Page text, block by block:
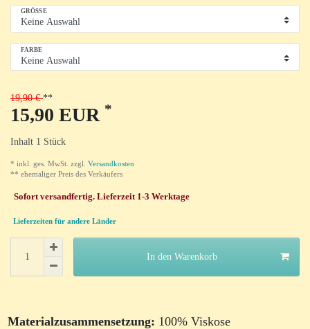
GRÖSSE
FARBE
19,90 €
15,90 EUR *
Inhalt 1 Stück
* inkl. ges. MwSt. zzgl.
Versandkosten
** ehemaliger Preis des Verkäufers
Sofort versandfertig. Lieferzeit 1-3 Werktage
Lieferzeiten für andere Länder
In den Warenkorb
Materialzusammensetzung: 100% Viskose